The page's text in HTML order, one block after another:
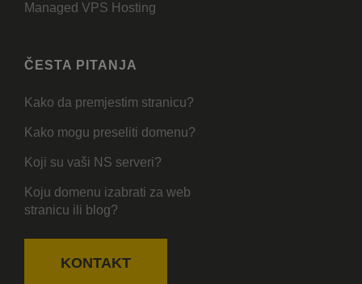
Managed VPS Hosting
ČESTA PITANJA
Kako da premjestim stranicu?
Kako mogu preseliti domenu?
Koji su vaši NS serveri?
Koju domenu izabrati za web
stranicu ili blog?
KONTAKT